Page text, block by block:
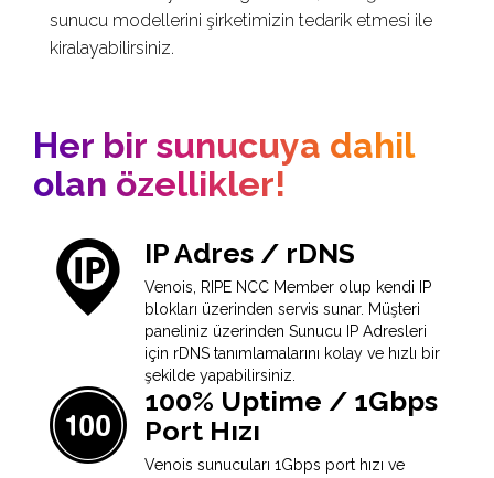
sunucu modellerini şirketimizin tedarik etmesi ile
kiralayabilirsiniz.
Her bir sunucuya dahil
olan özellikler!
IP Adres / rDNS
Venois, RIPE NCC Member olup kendi IP
blokları üzerinden servis sunar. Müşteri
paneliniz üzerinden Sunucu IP Adresleri
için rDNS tanımlamalarını kolay ve hızlı bir
şekilde yapabilirsiniz.
100% Uptime / 1Gbps
Port Hızı
Venois sunucuları 1Gbps port hızı ve